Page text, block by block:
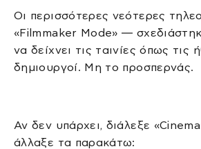
Οι περισσότερες νεότερες
«Filmmaker Mode» —
να δείχνει τις ταινίες όπως τις
δημιουργοί. Μη το προσπερνάς.
Αν δεν υπάρχει, διάλεξε
άλλαξε τα παρακάτω: